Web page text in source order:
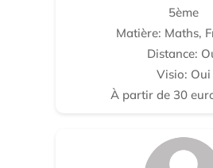
5ème
Matière: Maths,
Distance:
Visio: Oui
À partir de 30